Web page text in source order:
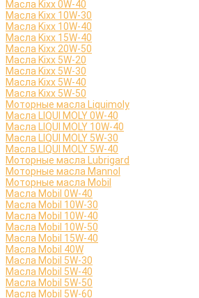
Масла Kixx 0W-40
Масла Kixx 10W-30
Масла Kixx 10W-40
Масла Kixx 15W-40
Масла Kixx 20W-50
Масла Kixx 5W-20
Масла Kixx 5W-30
Масла Kixx 5W-40
Масла Kixx 5W-50
Моторные масла Liquimoly
Масла LIQUI MOLY 0W-40
Масла LIQUI MOLY 10W-40
Масла LIQUI MOLY 5W-30
Масла LIQUI MOLY 5W-40
Моторные масла Lubrigard
Моторные масла Mannol
Моторные масла Mobil
Масла Mobil 0W-40
Масла Mobil 10W-30
Масла Mobil 10W-40
Масла Mobil 10W-50
Масла Mobil 15W-40
Масла Mobil 40W
Масла Mobil 5W-30
Масла Mobil 5W-40
Масла Mobil 5W-50
Масла Mobil 5W-60